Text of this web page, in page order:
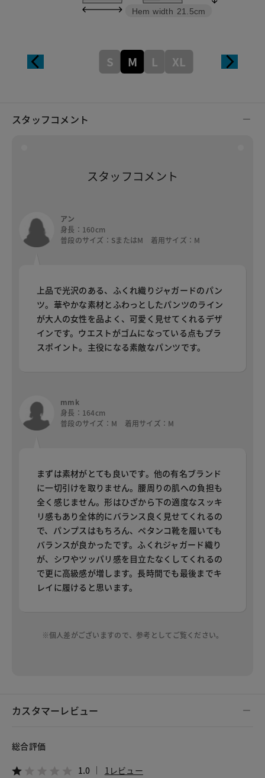
Hem width 21.5cm
S M L XL
スタッフコメント
スタッフコメント
アン
身長：160cm
普段のサイズ：SまたはM 着用サイズ：M
上品で光沢のある、ふくれ織りジャガードのパン
ツ。華やかな素材とふわっとしたパンツのライン
が大人の女性を品よく、可愛く見せてくれるデザ
インです。ウエストがゴムになっている点もプラ
スポイント。主役になる素敵なパンツです。
mmk
身長：164cm
普段のサイズ：M 着用サイズ：M
まずは素材がとても良いです。他の有名ブランド
に一切引けを取りません。腰周りの肌への負担も
全く感じません。形はひざから下の適度なスッキ
リ感もあり全体的にバランス良く見せてくれるの
で、パンプスはもちろん、ペタンコ靴を履いても
バランスが良かったです。ふくれジャガード織り
が、シワやツッパリ感を目立たなくしてくれるの
で更に高級感が増します。長時間でも最後までキ
レイに履けると思います。
※個人差がございますので、参考としてご覧ください。
カスタマーレビュー
総合評価
1.0 1レビュー